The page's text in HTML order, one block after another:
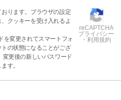
ります。ブラウザの設定
クッキーを受け入れるよ
変更されてスマートフォ
の状態になることがござ
変更後の新しいパスワード
す。
reCAPTCHA
プライバシー
・利用規約